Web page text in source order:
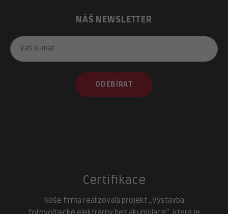
NÁŠ NEWSLETTER
ODEBÍRAT
Certifikace
Naše firma realizovala projekt „Výstavba